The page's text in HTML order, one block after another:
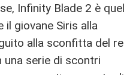
Infinity Blade 2 è quel
il giovane Siris alla
alla sconfitta del re
una serie di scontri